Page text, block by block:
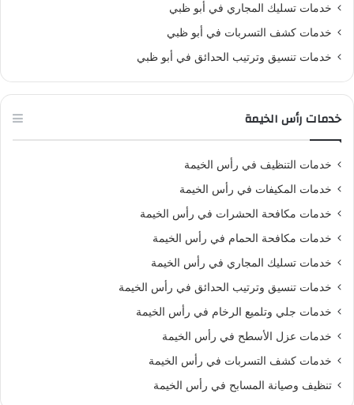
خدمات تسليك المجاري في أبو ظبي
خدمات كشف التسربات في أبو ظبي
خدمات تنسيق وترتيب الحدائق في أبو ظبي
خدمات رأس الخيمة
خدمات التنظيف في رأس الخيمة
خدمات المكيفات في رأس الخيمة
خدمات مكافحة الحشرات في رأس الخيمة
خدمات مكافحة الحمام في رأس الخيمة
خدمات تسليك المجاري في رأس الخيمة
خدمات تنسيق وترتيب الحدائق في رأس الخيمة
خدمات جلي وتلميع الرخام في رأس الخيمة
خدمات عزل الأسطح في رأس الخيمة
خدمات كشف التسربات في رأس الخيمة
تنظيف وصيانة المسابح في رأس الخيمة